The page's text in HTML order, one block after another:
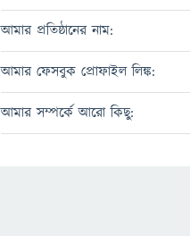
আমার প্রতিষ্ঠানের নাম:
আমার ফেসবুক প্রোফাইল লিঙ্ক:
আমার সম্পর্কে আরো কিছু: